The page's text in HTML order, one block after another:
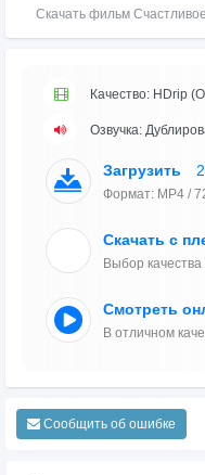
Скачать фильм
Качество: HDrip
Озвучка:
Загрузить
Формат: MP4 /
Скачать с
Выбор качества
Смотреть
В отличном
Сообщить об ошибке